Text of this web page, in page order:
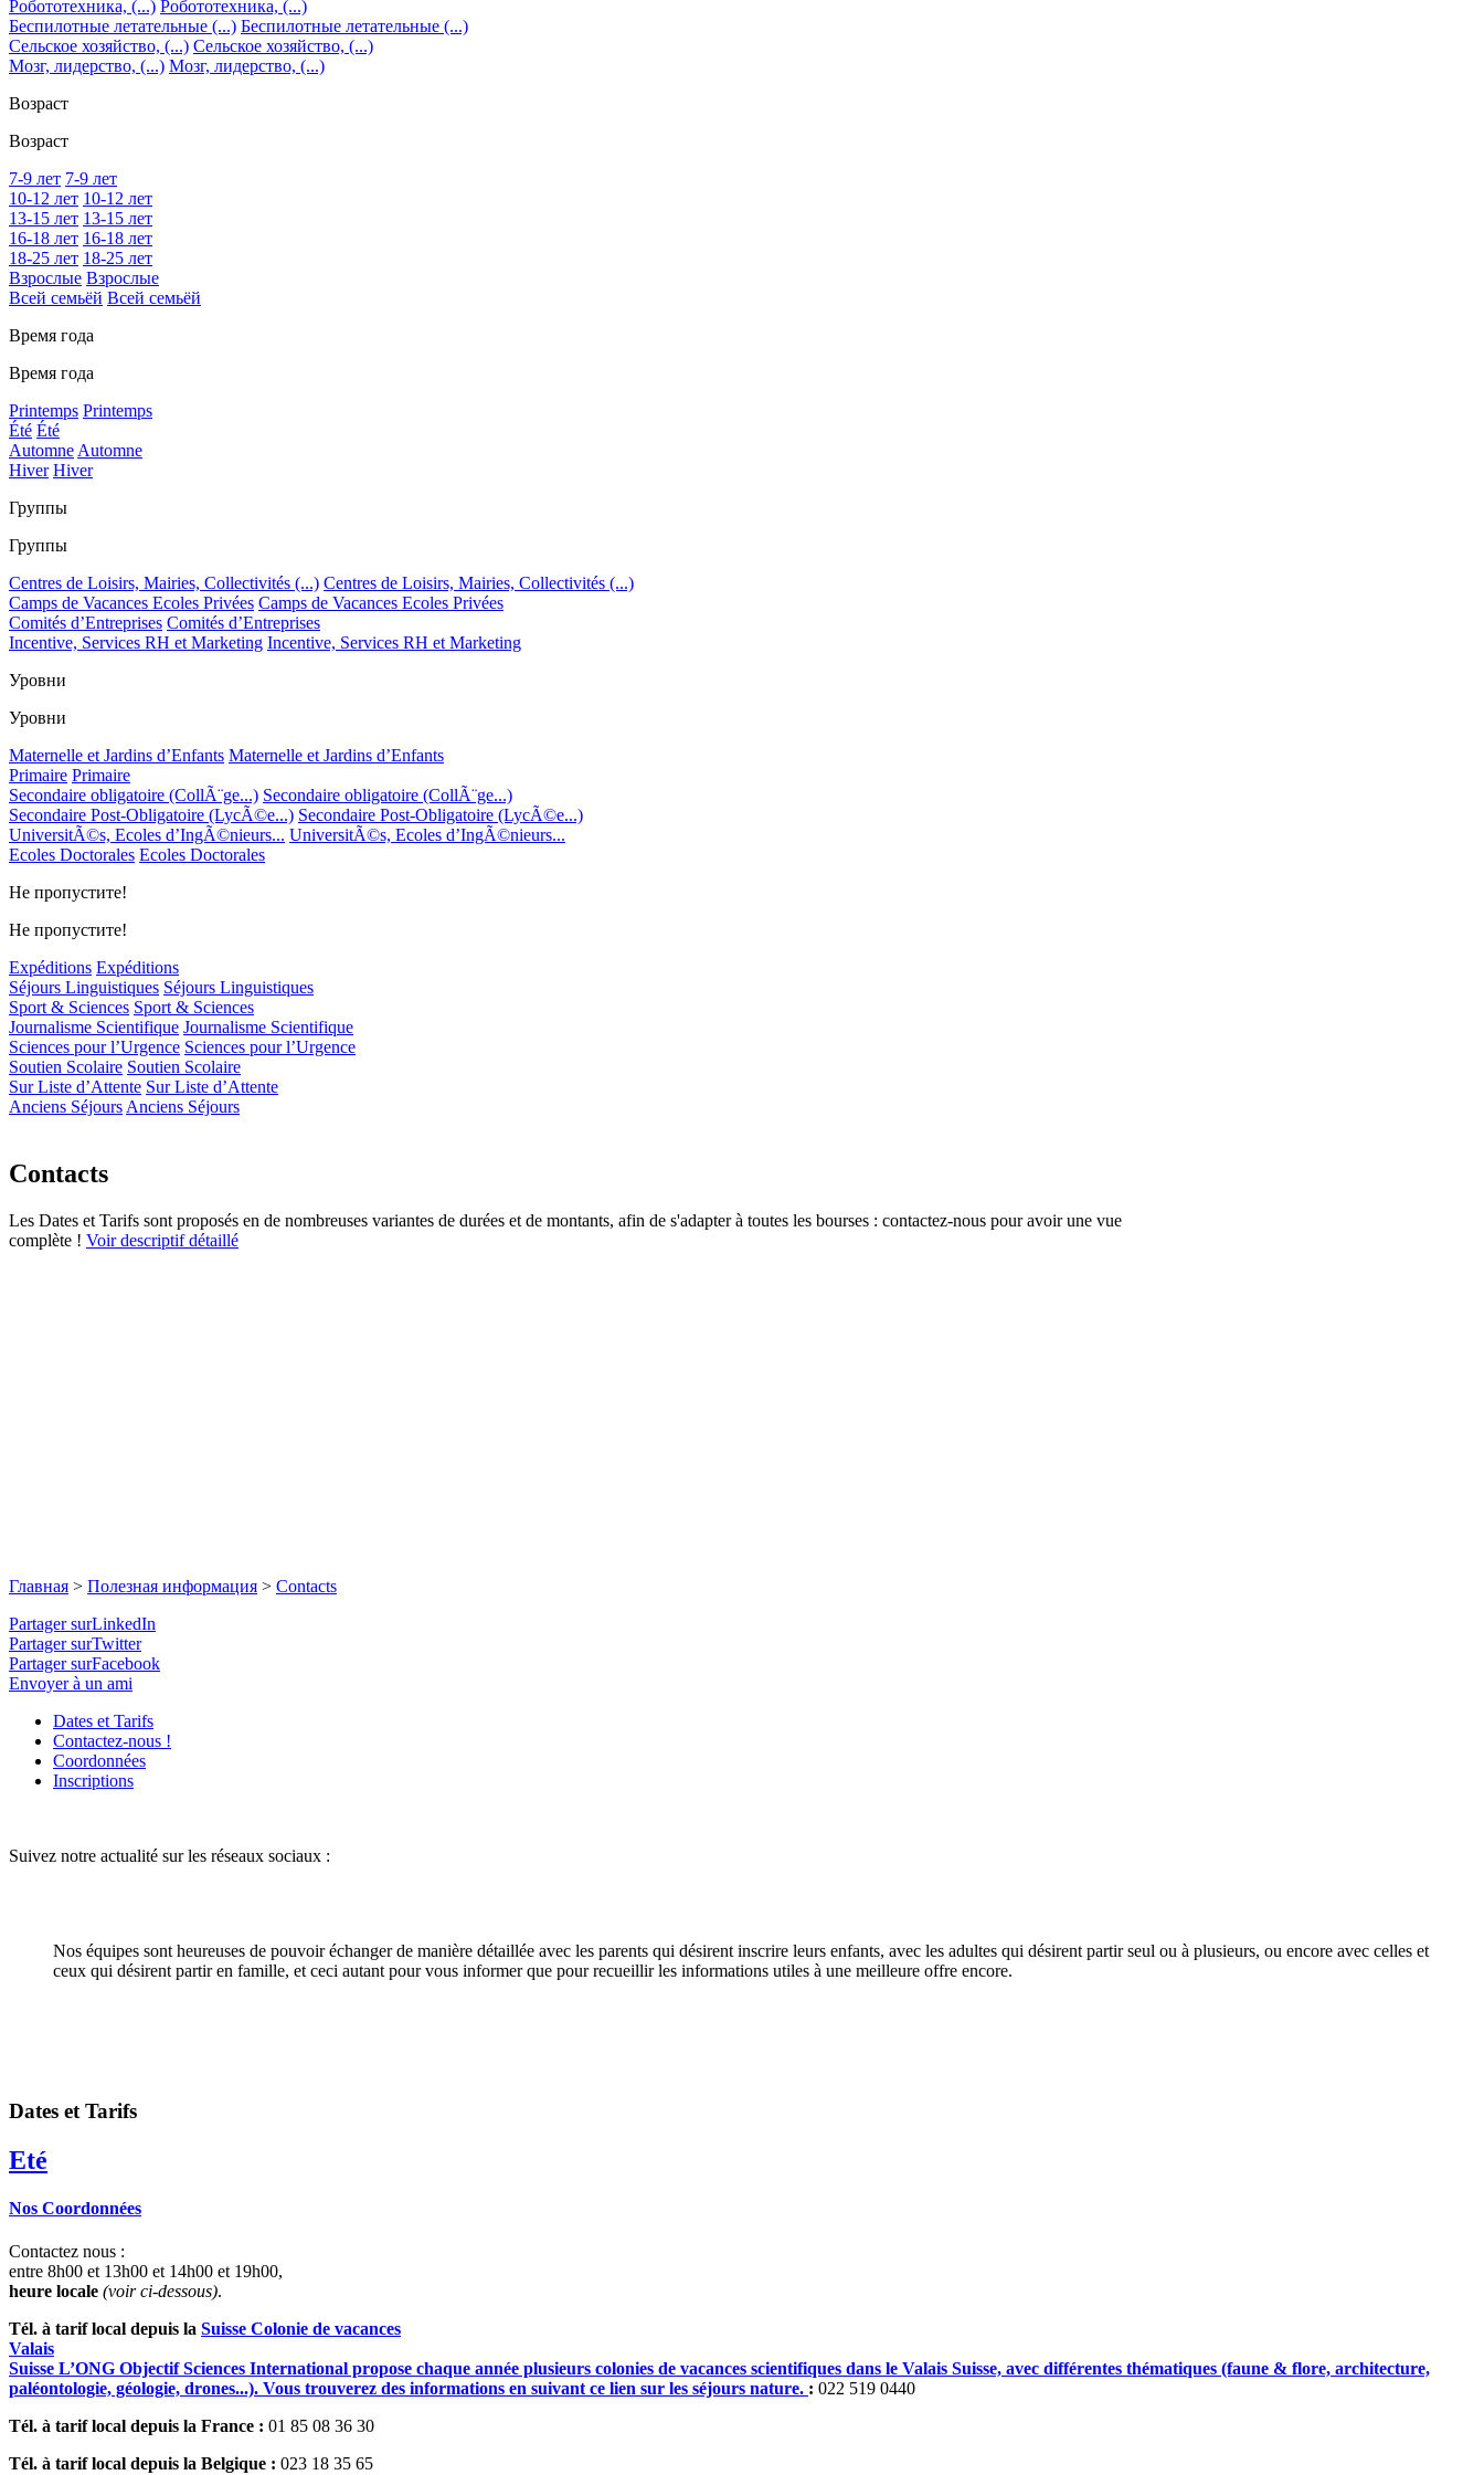
Робототехника, (...) Робототехника, (...)
Беспилотные летательные (...) Беспилотные летательные (...)
Сельское хозяйство, (...) Сельское хозяйство, (...)
Мозг, лидерство, (...) Мозг, лидерство, (...)
Возраст
Возраст
7-9 лет 7-9 лет
10-12 лет 10-12 лет
13-15 лет 13-15 лет
16-18 лет 16-18 лет
18-25 лет 18-25 лет
Взрослые Взрослые
Всей семьёй Всей семьёй
Время года
Время года
Printemps Printemps
Été Été
Automne Automne
Hiver Hiver
Группы
Группы
Centres de Loisirs, Mairies, Collectivités (...) Centres de Loisirs, Mairies, Collectivités (...)
Camps de Vacances Ecoles Privées Camps de Vacances Ecoles Privées
Comités d’Entreprises Comités d’Entreprises
Incentive, Services RH et Marketing Incentive, Services RH et Marketing
Уровни
Уровни
Maternelle et Jardins d’Enfants Maternelle et Jardins d’Enfants
Primaire Primaire
Secondaire obligatoire (CollÃ¨ge...) Secondaire obligatoire (CollÃ¨ge...)
Secondaire Post-Obligatoire (LycÃ©e...) Secondaire Post-Obligatoire (LycÃ©e...)
UniversitÃ©s, Ecoles d’IngÃ©nieurs... UniversitÃ©s, Ecoles d’IngÃ©nieurs...
Ecoles Doctorales Ecoles Doctorales
Не пропустите!
Не пропустите!
Expéditions Expéditions
Séjours Linguistiques Séjours Linguistiques
Sport & Sciences Sport & Sciences
Journalisme Scientifique Journalisme Scientifique
Sciences pour l’Urgence Sciences pour l’Urgence
Soutien Scolaire Soutien Scolaire
Sur Liste d’Attente Sur Liste d’Attente
Anciens Séjours Anciens Séjours
Contacts
Les Dates et Tarifs sont proposés en de nombreuses variantes de durées et de montants, afin de s'adapter à toutes les bourses : contactez-nous pour avoir une vue
complète ! Voir descriptif détaillé
Главная > Полезная информация > Contacts
Partager surLinkedIn
Partager surTwitter
Partager surFacebook
Envoyer à un ami
Dates et Tarifs
Contactez-nous !
Coordonnées
Inscriptions
Suivez notre actualité sur les réseaux sociaux :
Nos équipes sont heureuses de pouvoir échanger de manière détaillée avec les parents qui désirent inscrire leurs enfants, avec les adultes qui désirent partir seul ou à plusieurs, ou encore avec celles et
ceux qui désirent partir en famille, et ceci autant pour vous informer que pour recueillir les informations utiles à une meilleure offre encore.
Dates et Tarifs
Eté
Nos Coordonnées
Contactez nous :
entre 8h00 et 13h00 et 14h00 et 19h00,
heure locale (voir ci-dessous).
Tél. à tarif local depuis la Suisse Colonie de vacances
Valais
Suisse L’ONG Objectif Sciences International propose chaque année plusieurs colonies de vacances scientifiques dans le Valais Suisse, avec différentes thématiques (faune & flore, architecture,
paléontologie, géologie, drones...). Vous trouverez des informations en suivant ce lien sur les séjours nature. : 022 519 0440
Tél. à tarif local depuis la France : 01 85 08 36 30
Tél. à tarif local depuis la Belgique : 023 18 35 65